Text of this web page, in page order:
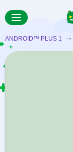
ANDROID™ PLUS 1 ➞